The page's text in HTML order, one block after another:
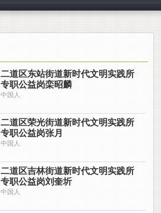
二道区东站街道新时代文明实践所
专职公益岗栾昭麟
中国人
二道区荣光街道新时代文明实践所
专职公益岗张月
中国人
二道区吉林街道新时代文明实践所
专职公益岗刘奎圻
中国人